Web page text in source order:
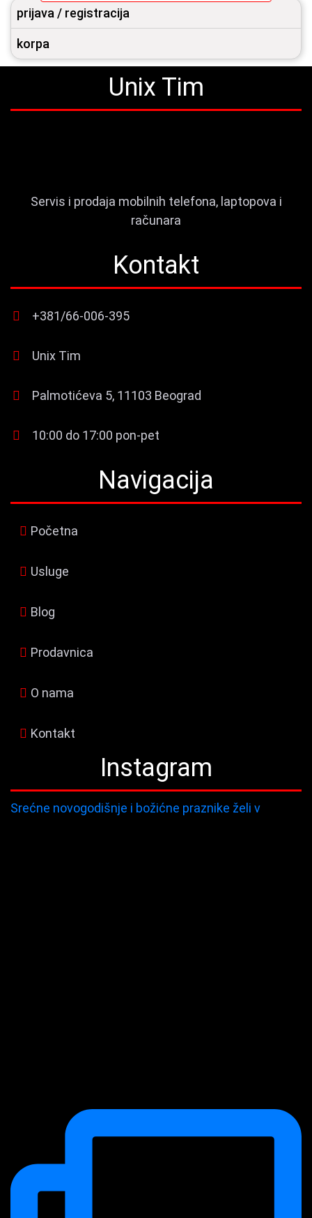
prijava / registracija
korpa
Unix Tim
Servis i prodaja mobilnih telefona, laptopova i
računara
Kontakt
+381/66-006-395
Unix Tim
Palmotićeva 5, 11103 Beograd
10:00 do 17:00 pon-pet
Navigacija
Početna
Usluge
Blog
Prodavnica
O nama
Kontakt
Instagram
Srećne novogodišnje i božićne praznike želi v